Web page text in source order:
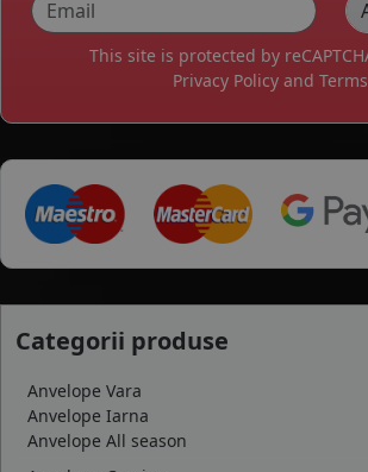
This site is protected by
Privacy Policy and
Categorii produse
Anvelope Vara
Anvelope Iarna
Anvelope All season